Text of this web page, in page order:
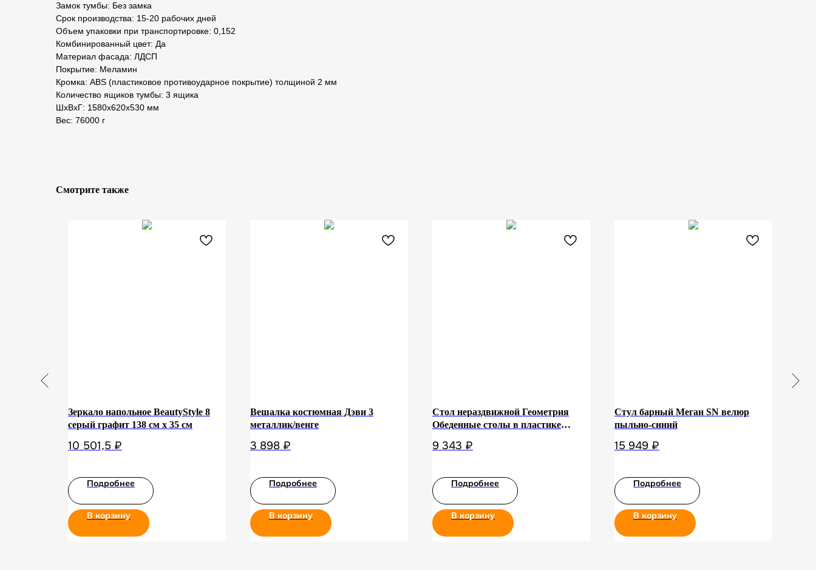
Замок тумбы: Без замка
Срок производства: 15-20 рабочих дней
Объем упаковки при транспортировке: 0,152
Комбинированный цвет: Да
Материал фасада: ЛДСП
Покрытие: Меламин
Кромка: ABS (пластиковое противоударное покрытие) толщиной 2 мм
Количество ящиков тумбы: 3 ящика
ШxВxГ: 1580x620x530 мм
Вес: 76000 г
Смотрите также
Зеркало напольное BeautyStyle 8
серый графит 138 см х 35 см
10 501,5 ₽
Подробнее
В корзину
Вешалка костюмная Дэви 3
металлик/венге
3 898 ₽
Подробнее
В корзину
Стол нераздвижной Геометрия
Обеденные столы в пластике
Белый/Черный муар
9 343 ₽
Подробнее
В корзину
Стул барный Меган SN велюр
пыльно-синий
15 949 ₽
Подробнее
В корзину